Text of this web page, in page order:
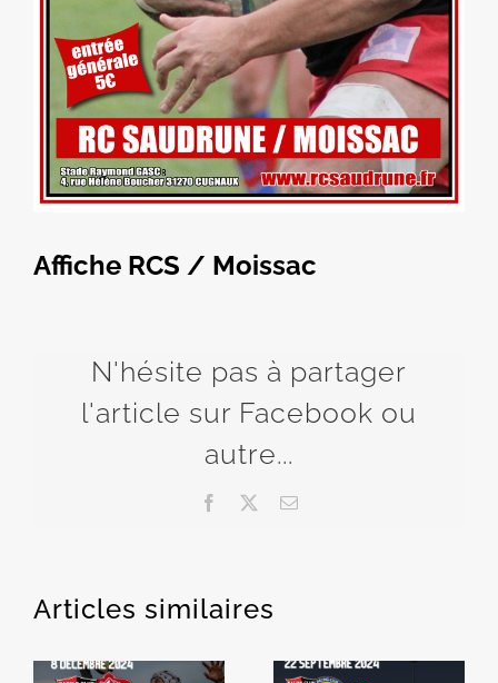
Affiche RCS / Moissac
N'hésite pas à partager
l'article sur Facebook ou
autre...
Facebook Email
Articles similaires